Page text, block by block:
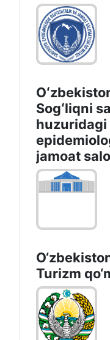
Sogʻliqni
jamoat
Turizm